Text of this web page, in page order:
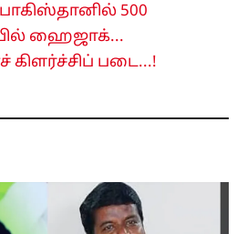
பாகிஸ்தானில் 500
ஹைஜாக்...
படை...!